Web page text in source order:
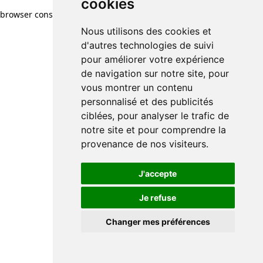
cookies
Nous utilisons des cookies et
d'autres technologies de suivi
pour améliorer votre expérience
de navigation sur notre site, pour
vous montrer un contenu
personnalisé et des publicités
ciblées, pour analyser le trafic de
notre site et pour comprendre la
provenance de nos visiteurs.
J'accepte
Je refuse
Changer mes préférences
browser console for more information)